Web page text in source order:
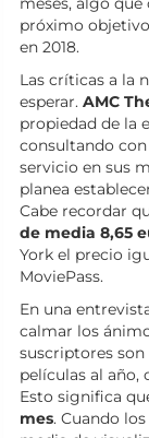
próximo
en 2018.
Las críticas a la
esperar. AMC
propiedad de la
consultando
servicio en sus
planea
Cabe recordar
de media 8,65
York el precio
MoviePass.
En una
calmar los
suscriptores son
películas al año,
Esto significa
mes. Cuando